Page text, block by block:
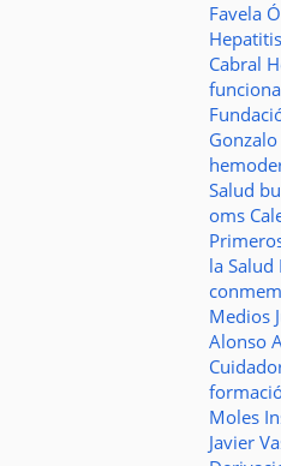
Favela
Hepatitis
Cabral
Salud
oms
la Salud
Medios
Alonso
Moles
Javier